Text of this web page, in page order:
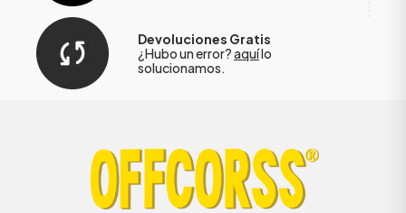
Devoluciones Gratis
¿Hubo un error?aquílo
solucionamos.